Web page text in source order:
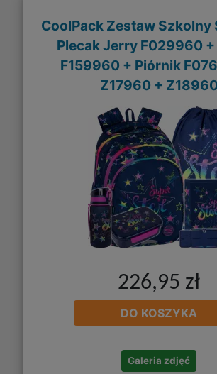
CoolPack Zestaw Szkolny
Plecak Jerry F029960
F159960 + Piórnik
Z17960 + Z18960
226,95 zł
DO KOSZYKA
Galeria zdjęć